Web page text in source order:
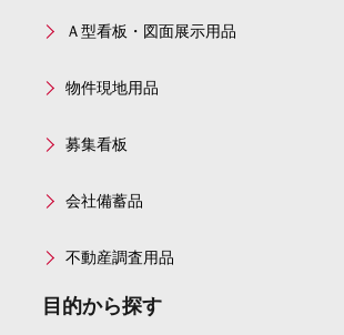
Ａ型看板・図面展示用品
物件現地用品
募集看板
会社備蓄品
不動産調査用品
目的から探す